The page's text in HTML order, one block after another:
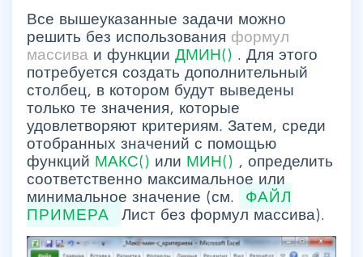
Все вышеуказанные задачи можно
решить без использования формул
массива и функции ДМИН() . Для этого
потребуется создать дополнительный
столбец, в котором будут выведены
только те значения, которые
удовлетворяют критериям. Затем, среди
отобранных значений с помощью
функций МАКС() или МИН() , определить
соответственно максимальное или
минимальное значение (см.
ФАЙЛ
ПРИМЕРА
Лист без формул массива).